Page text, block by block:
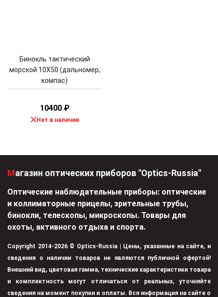
Бинокль тактический
морской 10X50 (дальномер,
компас)
10400 ₽
Нет в наличии
Магазин оптических приборов "Optics-Russia"
Оптические наблюдательные приборы: оптические
и коллиматорные прицелы, зрительные трубы,
бинокли, телескопы, микроскопы. Товары для
охоты, активного отдыха и спорта.
Copyright 2014-2026 © Optics-Russia | Цены, указанные на сайте, и
сведения о наличии товаров не являются публичной офертой!
Внешний вид, цветовая гамма, технические характеристики товара
и комплектность могут отличаться от реальных, уточняйте
сведения на момент покупки и оплаты. Вся информация на сайте о